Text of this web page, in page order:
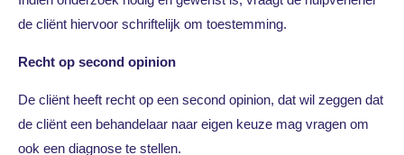
de cliënt hiervoor schriftelijk om toestemming.
Recht op second opinion
De cliënt heeft recht op een second opinion, dat wil zeggen dat
de cliënt een behandelaar naar eigen keuze mag vragen om
ook een diagnose te stellen.